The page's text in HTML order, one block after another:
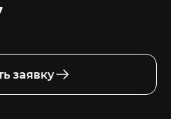
заявку